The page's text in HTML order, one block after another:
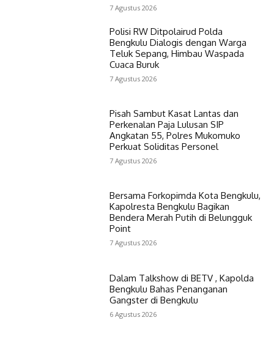
7 Agustus 2026
Polisi RW Ditpolairud Polda
Bengkulu Dialogis dengan Warga
Teluk Sepang, Himbau Waspada
Cuaca Buruk
7 Agustus 2026
Pisah Sambut Kasat Lantas dan
Perkenalan Paja Lulusan SIP
Angkatan 55, Polres Mukomuko
Perkuat Soliditas Personel
7 Agustus 2026
Bersama Forkopimda Kota Bengkulu,
Kapolresta Bengkulu Bagikan
Bendera Merah Putih di Belungguk
Point
7 Agustus 2026
Dalam Talkshow di BETV , Kapolda
Bengkulu Bahas Penanganan
Gangster di Bengkulu
6 Agustus 2026